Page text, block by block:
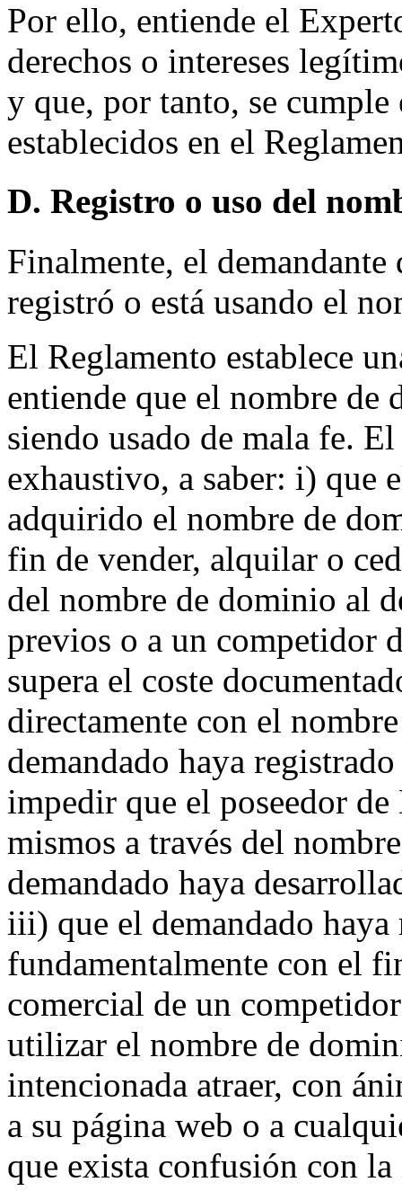
Por ello, entiende el
derechos o intereses
y que, por tanto, se
establecidos en el
D. Registro o uso del
Finalmente, el demandante
registró o está usando el
El Reglamento establece
entiende que el nombre de
siendo usado de mala fe.
exhaustivo, a saber: i) que
adquirido el nombre de
fin de vender, alquilar o
del nombre de dominio al
previos o a un competidor
supera el coste
directamente con el
demandado haya
impedir que el poseedor
mismos a través del
demandado haya
iii) que el demandado
fundamentalmente con el
comercial de un
utilizar el nombre de
intencionada atraer, con
a su página web o a
que exista confusión con